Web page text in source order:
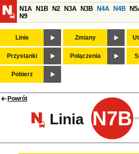
N1A
N1B N2 N3A N3B N4A N4B
N9
Linie Zmiany
Przystanki Połączenia
Pobierz
Powrót
Linia N7B